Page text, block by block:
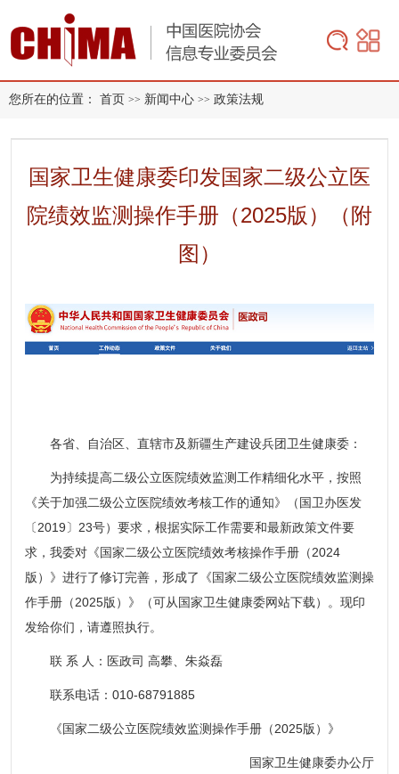
您所在的位置： 首页 >> 新闻中心 >> 政策法规
国家卫生健康委印发国家二级公立医
院绩效监测操作手册（2025版）（附
图）
各省、自治区、直辖市及新疆生产建设兵团卫生健康委：
为持续提高二级公立医院绩效监测工作精细化水平，按照
《关于加强二级公立医院绩效考核工作的通知》（国卫办医发
〔2019〕23号）要求，根据实际工作需要和最新政策文件要
求，我委对《国家二级公立医院绩效考核操作手册（2024
版）》进行了修订完善，形成了《国家二级公立医院绩效监测操
作手册（2025版）》（可从国家卫生健康委网站下载）。现印
发给你们，请遵照执行。
联 系 人：医政司 高攀、朱焱磊
联系电话：010-68791885
《国家二级公立医院绩效监测操作手册（2025版）》
国家卫生健康委办公厅